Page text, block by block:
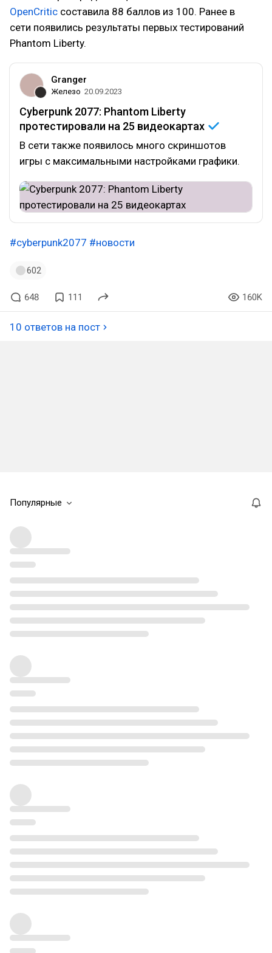
OpenCritic составила 88 баллов из 100. Ранее в
сети появились результаты первых тестирований
Phantom Liberty.
Granger
Железо 20.09.2023
Cyberpunk 2077: Phantom Liberty
протестировали на 25 видеокартах
В сети также появилось много скриншотов
игры с максимальными настройками графики.
#cyberpunk2077 #новости
602
648 111 160K
10 ответов на пост
Популярные